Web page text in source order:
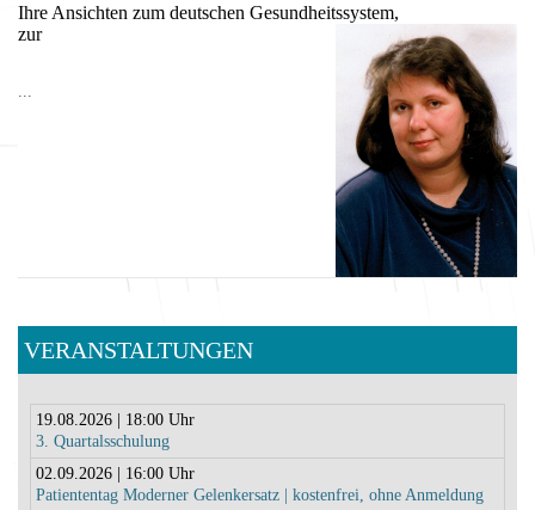
Ihre Ansichten zum deutschen Gesundheitssystem,
zur
VERANSTALTUNGEN
19.08.2026 | 18:00 Uhr
3. Quartalsschulung
02.09.2026 | 16:00 Uhr
Patiententag Moderner Gelenkersatz | kostenfrei, ohne Anmeldung